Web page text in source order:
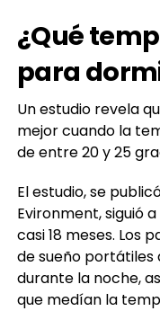
¿Qué
para
Un estudio revela
mejor cuando la
de entre 20 y 25
El estudio, se
Evironment, siguió
casi 18 meses. Los
de sueño portátiles
durante la noche,
que medían la